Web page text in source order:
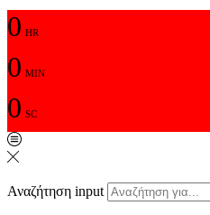
0 HR
0 MIN
0 SC
Αναζήτηση input